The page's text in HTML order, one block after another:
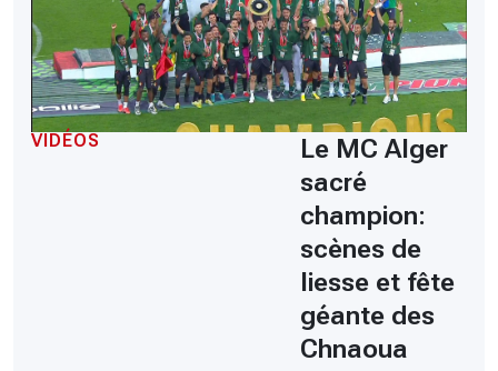
VIDÉOS
Le MC Alger
sacré
champion:
scènes de
liesse et fête
géante des
Chnaoua